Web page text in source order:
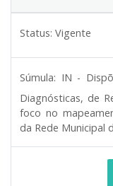
Status: Vigente
Súmula: IN -
Diagnósticas, de
foco no
da Rede Municipal